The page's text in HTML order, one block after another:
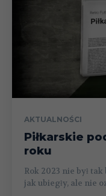
AKTUALNOŚCI
Piłkarskie
roku
Rok 2023 nie był
jak ubiegły, ale nie